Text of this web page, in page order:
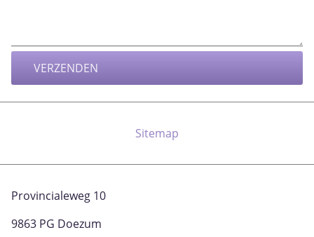
Sitemap
Provincialeweg 10
9863 PG Doezum